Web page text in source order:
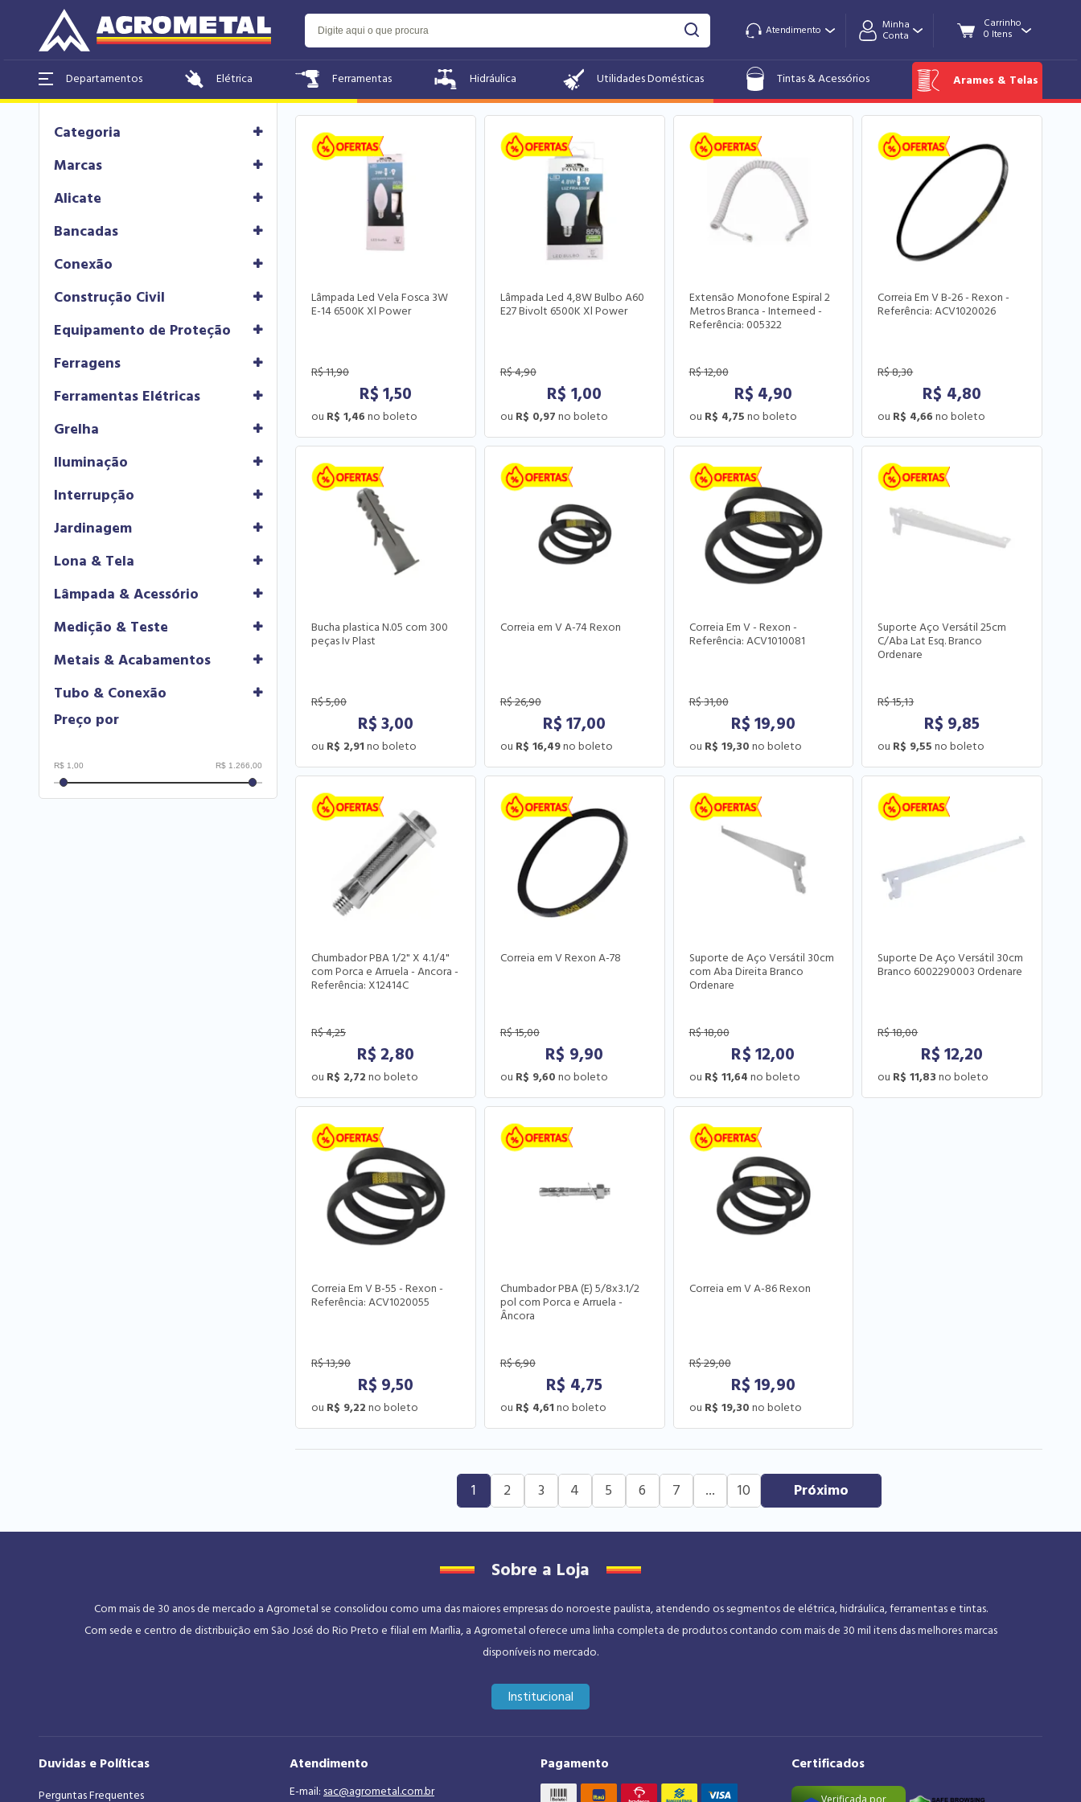
Atendimento
Minha
Conta
Elétrica Ferramentas Hidráulica Utilidades Domésticas Tintas & Acessórios Arames & Telas
Home Home - Ofertas da Semana
Categoria
Marcas
Alicate
Bancadas
Conexão
Construção Civil
Equipamento de Proteção
Ferragens
Ferramentas Elétricas
Grelha
Iluminação
Interrupção
Jardinagem
Lona & Tela
Lâmpada & Acessório
Medição & Teste
Metais & Acabamentos
Tubo & Conexão
Preço por
145 produtos encontrados - Os valores são válidos apenas para compras feitas no site.
Lâmpada Led Vela Fosca 3W
E-14 6500K Xl Power
R$11,90
R$ 1,50
R$ 1,46
Lâmpada Led 4,8W Bulbo A60
E27 Bivolt 6500K Xl Power
R$4,90
R$ 1,00
R$ 0,97
Extensão Monofone Espiral 2
Metros Branca - Interneed -
Referência: 005322
R$12,00
R$ 4,90
R$ 4,75
Correia Em V B-26 - Rexon -
Referência: ACV1020026
R$8,30
R$ 4,80
R$ 4,66
Bucha plastica N.05 com 300
peças Iv Plast
R$5,00
R$ 3,00
R$ 2,91
Correia em V A-74 Rexon
R$26,90
R$ 17,00
R$ 16,49
Correia Em V - Rexon -
Referência: ACV1010081
R$31,00
R$ 19,90
R$ 19,30
Suporte Aço Versátil 25cm
C/Aba Lat Esq. Branco
Ordenare
R$15,13
R$ 9,85
R$ 9,55
Chumbador PBA 1/2" X 4.1/4"
com Porca e Arruela - Ancora -
Referência: X12414C
R$4,25
R$ 2,80
R$ 2,72
Correia em V Rexon A-78
R$15,00
R$ 9,90
R$ 9,60
Suporte de Aço Versátil 30cm
com Aba Direita Branco
Ordenare
R$18,00
R$ 12,00
R$ 11,64
Suporte De Aço Versátil 30cm
Branco 6002290003 Ordenare
R$18,00
R$ 12,20
R$ 11,83
Correia Em V B-55 - Rexon -
Referência: ACV1020055
R$13,90
R$ 9,50
R$ 9,22
Chumbador PBA (E) 5/8x3.1/2
pol com Porca e Arruela -
Âncora
R$6,90
R$ 4,75
R$ 4,61
Correia em V A-86 Rexon
R$29,00
R$ 19,90
R$ 19,30
1 2 3 4 5 6 7 ... 10
Sobre a Loja
Com mais de 30 anos de mercado a Agrometal se consolidou como uma das maiores empresas do noroeste paulista, atendendo os segmentos de elétrica, hidráulica, ferramentas e tintas.
Com sede e centro de distribuição em São José do Rio Preto e filial em Marília, a Agrometal oferece uma linha completa de produtos contando com mais de 30 mil itens das melhores marcas
disponíveis no mercado.
Institucional
Duvidas e Políticas
Perguntas Frequentes
Atendimento
E-mail: sac@agrometal.com.br
Pagamento Certificados